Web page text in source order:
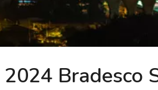
Bradesco